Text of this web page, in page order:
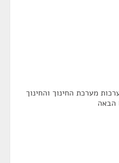
מערכת החינוך והחינוך
הבאה